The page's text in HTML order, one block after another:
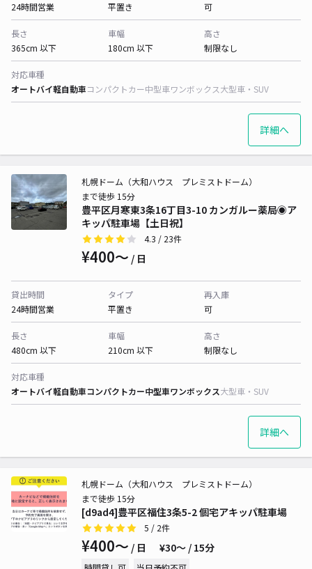
24時間営業
平置き
可
長さ
365cm 以下
車幅
180cm 以下
高さ
制限なし
対応車種
オートバイ軽自動車コンパクトカー中型車ワンボックス大型車・SUV
詳細へ
豊平区月寒東3条16丁目3-10 カンガルー薬局◉ア
キッパ駐車場【土日祝】
札幌ドーム（大和ハウス プレミストドーム）
まで徒歩 15分
4.3 / 23件
¥400〜 / 日
貸出時間
24時間営業
タイプ
平置き
再入庫
可
長さ
480cm 以下
車幅
210cm 以下
高さ
制限なし
対応車種
オートバイ軽自動車コンパクトカー中型車ワンボックス大型車・SUV
詳細へ
[d9ad4]豊平区福住3条5-2 個宅アキッパ駐車場
札幌ドーム（大和ハウス プレミストドーム）
まで徒歩 15分
5 / 2件
¥400〜 / 日 ¥30〜 / 15分